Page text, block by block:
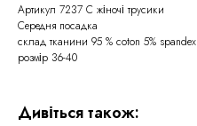
Артикул 7237 С жіночі трусики
Середня посадка
склад тканини 95 % coton 5% spandex
розмір 36-40
Дивіться також: